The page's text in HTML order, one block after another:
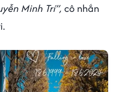
Minh Trí”, cô nhắn